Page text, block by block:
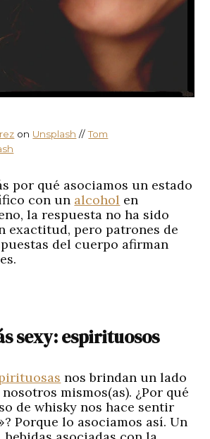
on Unsplash //Tom
por qué asociamos un estado
con un alcohol en
la respuesta no ha sido
exactitud, pero patrones de
del cuerpo afirman
sexy: espirituosos
nos brindan un lado
mismos(as). ¿Por qué
de whisky nos hace sentir
Porque lo asociamos así. Un